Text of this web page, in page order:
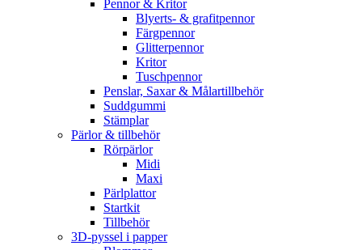
Pennor & Kritor
Blyerts- & grafitpennor
Färgpennor
Glitterpennor
Kritor
Tuschpennor
Penslar, Saxar & Målartillbehör
Suddgummi
Stämplar
Pärlor & tillbehör
Rörpärlor
Midi
Maxi
Pärlplattor
Startkit
Tillbehör
3D-pyssel i papper